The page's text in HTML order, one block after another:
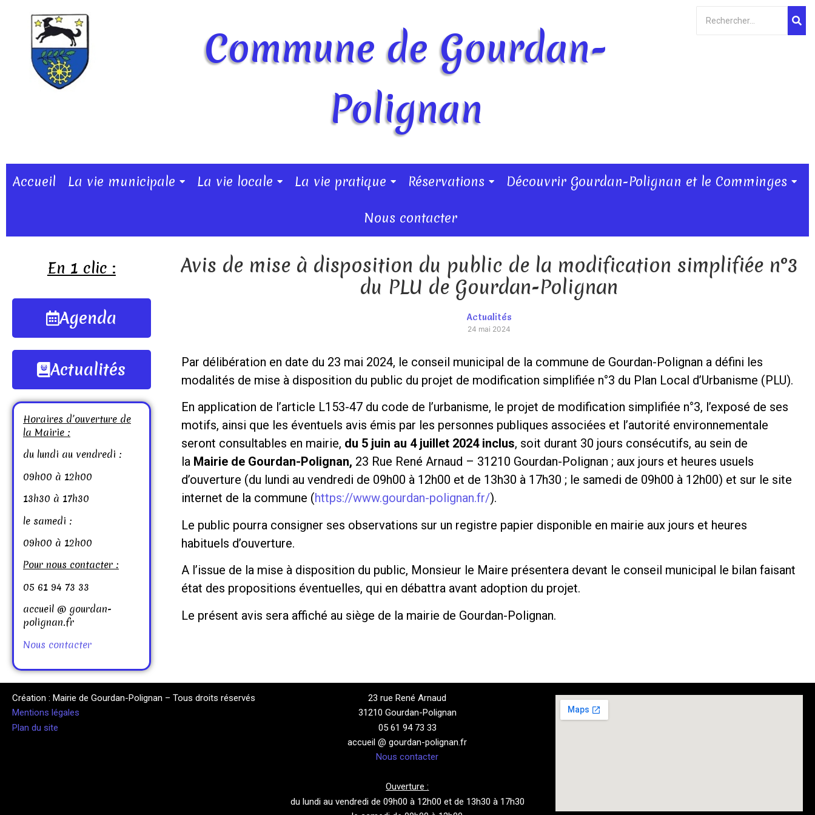
Commune de Gourdan-
Polignan
Accueil La vie municipale La vie locale La vie pratique Réservations Découvrir Gourdan-Polignan et le Comminges
Nous contacter
En 1 clic :
Agenda
Actualités
Horaires d’ouverture de
la Mairie :
du lundi au vendredi :
09h00 à 12h00
13h30 à 17h30
le samedi :
09h00 à 12h00
Pour nous contacter :
05 61 94 73 33
accueil @ gourdan-
polignan.fr
Nous contacter
Avis de mise à disposition du public de la modification simplifiée n°3
du PLU de Gourdan-Polignan
Actualités
24 mai 2024
Par délibération en date du 23 mai 2024, le conseil municipal de la commune de Gourdan-Polignan a défini les
modalités de mise à disposition du public du projet de modification simplifiée n°3 du Plan Local d’Urbanisme (PLU).
En application de l’article L153-47 du code de l’urbanisme, le projet de modification simplifiée n°3, l’exposé de ses
motifs, ainsi que les éventuels avis émis par les personnes publiques associées et l’autorité environnementale
seront consultables en mairie, du 5 juin au 4 juillet 2024 inclus, soit durant 30 jours consécutifs, au sein de
la Mairie de Gourdan-Polignan, 23 Rue René Arnaud – 31210 Gourdan-Polignan ; aux jours et heures usuels
d’ouverture (du lundi au vendredi de 09h00 à 12h00 et de 13h30 à 17h30 ; le samedi de 09h00 à 12h00) et sur le site
internet de la commune (https://www.gourdan-polignan.fr/).
Le public pourra consigner ses observations sur un registre papier disponible en mairie aux jours et heures
habituels d’ouverture.
A l’issue de la mise à disposition du public, Monsieur le Maire présentera devant le conseil municipal le bilan faisant
état des propositions éventuelles, qui en débattra avant adoption du projet.
Le présent avis sera affiché au siège de la mairie de Gourdan-Polignan.
Création : Mairie de Gourdan-Polignan – Tous droits réservés
Mentions légales
Plan du site
23 rue René Arnaud
31210 Gourdan-Polignan
05 61 94 73 33
accueil @ gourdan-polignan.fr
Nous contacter
Ouverture :
du lundi au vendredi de 09h00 à 12h00 et de 13h30 à 17h30